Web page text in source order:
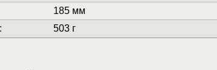
185 мм
503 г